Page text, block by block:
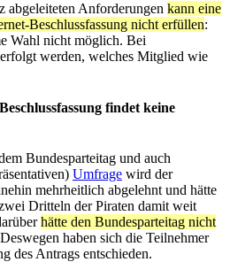
abgeleiteten Anforderungen kann eine
Beschlussfassung nicht erfüllen:
Wahl nicht möglich. Bei
werden, welches Mitglied wie
findet keine
Bundesparteitag und auch
Umfrage wird der
mehrheitlich abgelehnt und hätte
Dritteln der Piraten damit weit
hätte den Bundesparteitag nicht
haben sich die Teilnehmer
des Antrags entschieden.